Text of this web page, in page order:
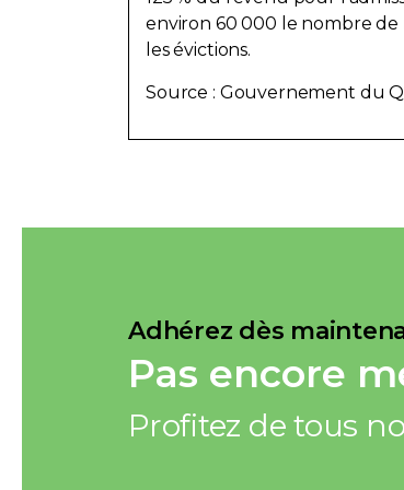
environ 60 000 le nombre de
les évictions.
Source : Gouvernement du
Adhérez dès
Pas encore
Profitez de tous